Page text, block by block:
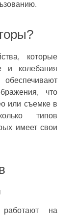
которые
и колебания
что
или съемке в
типов
имеет свои
работают на